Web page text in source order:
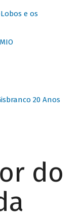
e os
20 Anos
do